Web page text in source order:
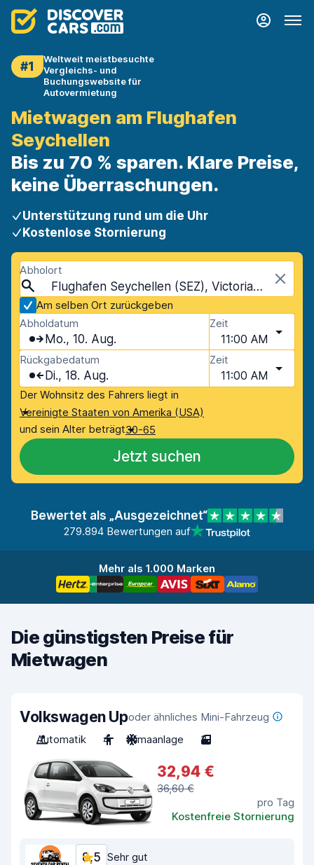
#1
Weltweit meistbesuchte
Vergleichs- und
Buchungswebsite für
Autovermietung
Mietwagen am Flughafen
Seychellen
Bis zu 70 % sparen. Klare Preise,
keine Überraschungen.
Unterstützung rund um die Uhr
Kostenlose Stornierung
Abholort
Flughafen Seychellen (SEZ), Victoria, Seychellen
Am selben Ort zurückgeben
Abholdatum
Mo., 10. Aug.
Zeit
11:00 AM
Rückgabedatum
Di., 18. Aug.
Zeit
11:00 AM
Der Wohnsitz des Fahrers liegt in
Vereinigte Staaten von Amerika (USA)
und sein Alter beträgt30-65
Jetzt suchen
Bewertet als „Ausgezeichnet“
279.894 Bewertungen auf
Mehr als 1.000 Marken
Die günstigsten Preise für
Mietwagen
Volkswagen Upoder ähnliches Mini-Fahrzeug
Automatik
4 Klimaanlage 3
32,94 €
36,60 €
pro Tag
Kostenfreie Stornierung
8,5 Sehr gut